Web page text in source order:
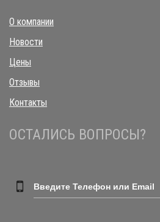
О компании
Новости
Цены
Отзывы
Контакты
ОСТАЛИСЬ ВОПРОСЫ?
Введите Телефон или Email